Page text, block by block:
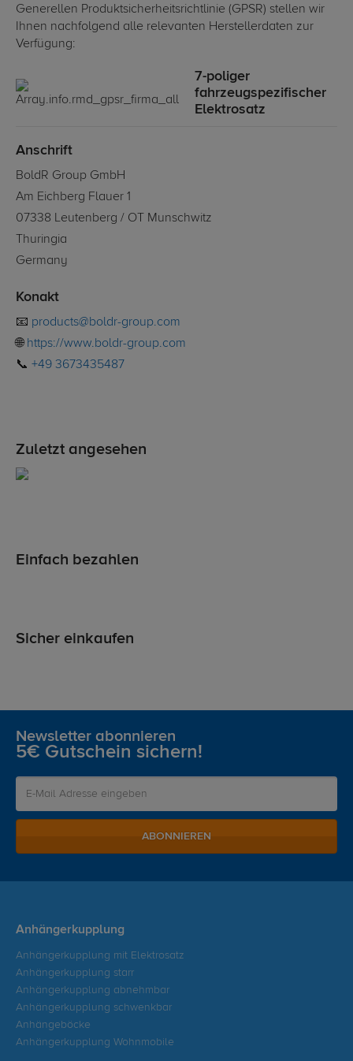
Generellen Produktsicherheitsrichtlinie (GPSR) stellen wir
Ihnen nachfolgend alle relevanten Herstellerdaten zur
Verfügung:
7-poliger
fahrzeugspezifischer
Elektrosatz
Anschrift
BoldR Group GmbH
Am Eichberg Flauer 1
07338 Leutenberg / OT Munschwitz
Thuringia
Germany
Konakt
📧 products@boldr-group.com
🌐 https://www.boldr-group.com
📞 +49 3673435487
Zuletzt angesehen
Einfach bezahlen
Sicher einkaufen
Newsletter abonnieren
5€ Gutschein sichern!
ABONNIEREN
Anhängerkupplung
Anhängerkupplung mit Elektrosatz
Anhängerkupplung starr
Anhängerkupplung abnehmbar
Anhängerkupplung schwenkbar
Anhängeböcke
Anhängerkupplung Wohnmobile